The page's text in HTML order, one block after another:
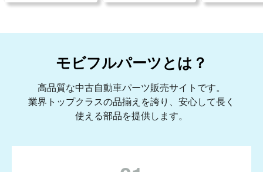
モビフルパーツとは？
高品質な中古自動車パーツ販売サイトです。
業界トップクラスの品揃えを誇り、安心して長く
使える部品を提供します。